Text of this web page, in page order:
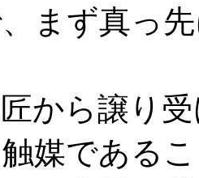
まず真っ
から譲り
媒である